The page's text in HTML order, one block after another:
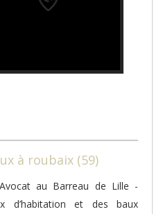
à roubaix (59)
au Barreau de Lille -
d’habitation et des baux